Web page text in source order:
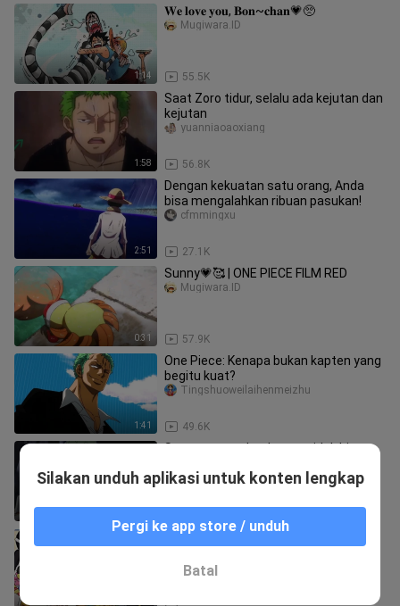
1:14
𝐖𝐞 𝐥𝐨𝐯𝐞 𝐲𝐨𝐮, 𝐁𝐨𝐧~𝐜𝐡𝐚𝐧💗🥺
55.5K
Mugiwara.ID
1:58
Saat Zoro tidur, selalu ada kejutan dan
kejutan
56.8K
yuanniaoaoxiang
2:51
Dengan kekuatan satu orang, Anda
bisa mengalahkan ribuan pasukan!
27.1K
cfmmingxu
0:31
Sunny💗🥰 | ONE PIECE FILM RED
57.9K
Mugiwara.ID
1:41
One Piece: Kenapa bukan kapten yang
begitu kuat?
49.6K
Tingshuoweilaihenmeizhu
Satu-satunya buah yang tidak bisa
ningshizuiyuanfang
Luffy: "Apakah aku punya ayah? Dia
seorang revolusioner biasa"
Luoluodongman1
Silakan unduh aplikasi untuk konten lengkap
Pergi ke app store / unduh
Batal